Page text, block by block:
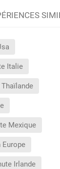
Italie
Mexique
Europe
Irlande